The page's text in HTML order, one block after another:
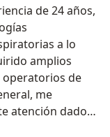
de 24 años,
a lo
amplios
operatorios de
me
atención dado
para una